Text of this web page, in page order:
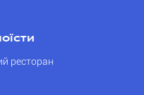
ресторан